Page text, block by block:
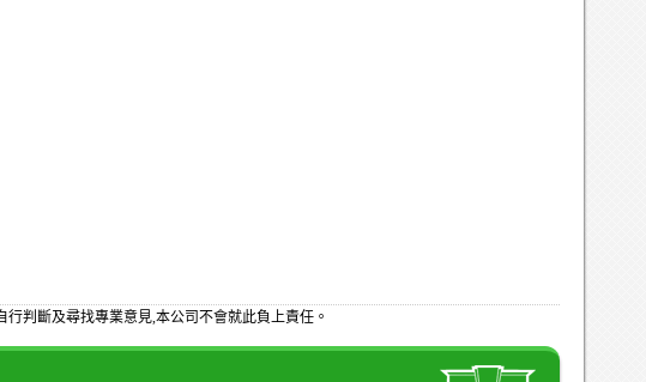
判斷及尋找專業意見,本公司不會就此負上責任。